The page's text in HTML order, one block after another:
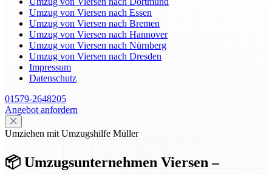
Umzug von Viersen nach Essen
Umzug von Viersen nach Bremen
Umzug von Viersen nach Hannover
Umzug von Viersen nach Nürnberg
Umzug von Viersen nach Dresden
Impressum
Datenschutz
01579-2648205
Angebot anfordern
Umziehen mit Umzugshilfe Müller
📦 Umzugsunternehmen Viersen –